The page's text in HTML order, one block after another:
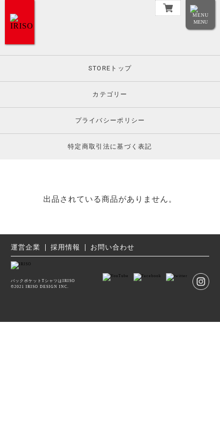
MENU
STOREトップ
カテゴリー
プライバシーポリシー
特定商取引法に基づく表記
出品されている商品がありません。
運営企業 採用情報 お問い合わせ
バックポケットTシャツはIRISO
©2021 IRISO DESIGN INC.